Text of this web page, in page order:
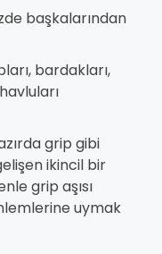
başkalarından
bardakları,
grip gibi
ikincil bir
grip aşısı
uymak